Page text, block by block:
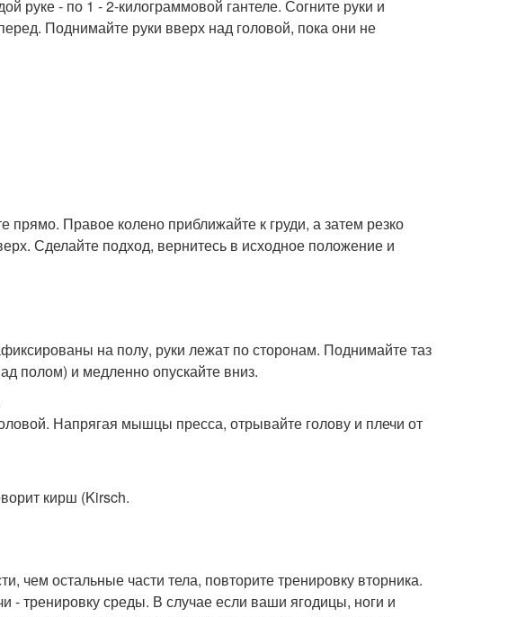
руке - по 1 - 2-килограммовой гантеле. Согните руки и
Поднимайте руки вверх над головой, пока они не
прямо. Правое колено приближайте к груди, а затем резко
Сделайте подход, вернитесь в исходное положение и
на полу, руки лежат по сторонам. Поднимайте таз
полом) и медленно опускайте вниз.
Напрягая мышцы пресса, отрывайте голову и плечи от
кирш (Kirsch.
чем остальные части тела, повторите тренировку вторника.
- тренировку среды. В случае если ваши ягодицы, ноги и